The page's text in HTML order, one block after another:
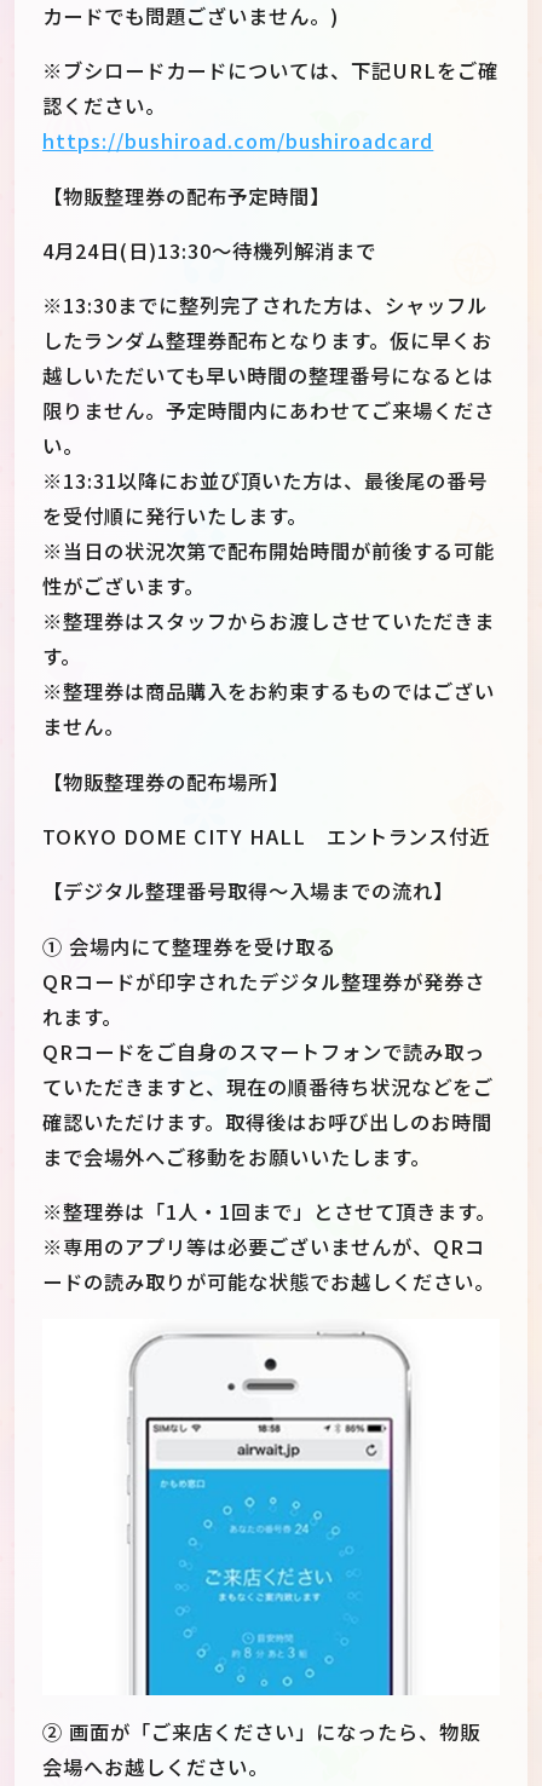
カードでも問題ございません。)
※ブシロードカードについては、下記URLをご確
認ください。
https://bushiroad.com/bushiroadcard
【物販整理券の配布予定時間】
4月24日(日)13:30～待機列解消まで
※13:30までに整列完了された方は、シャッフル
したランダム整理券配布となります。仮に早くお
越しいただいても早い時間の整理番号になるとは
限りません。予定時間内にあわせてご来場くださ
い。
※13:31以降にお並び頂いた方は、最後尾の番号
を受付順に発行いたします。
※当日の状況次第で配布開始時間が前後する可能
性がございます。
※整理券はスタッフからお渡しさせていただきま
す。
※整理券は商品購入をお約束するものではござい
ません。
【物販整理券の配布場所】
TOKYO DOME CITY HALL エントランス付近
【デジタル整理番号取得～入場までの流れ】
① 会場内にて整理券を受け取る
QRコードが印字されたデジタル整理券が発券さ
れます。
QRコードをご自身のスマートフォンで読み取っ
ていただきますと、現在の順番待ち状況などをご
確認いただけます。取得後はお呼び出しのお時間
まで会場外へご移動をお願いいたします。
※整理券は「1人・1回まで」とさせて頂きます。
※専用のアプリ等は必要ございませんが、QRコ
ードの読み取りが可能な状態でお越しください。
② 画面が「ご来店ください」になったら、物販
会場へお越しください。